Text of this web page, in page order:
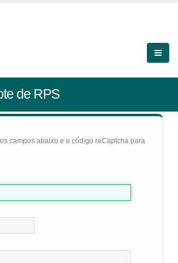
de RPS
campos abaixo e o código reCaptcha para